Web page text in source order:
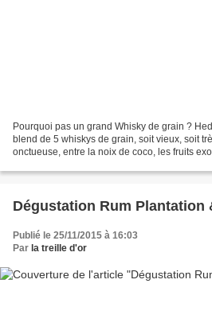
Pourquoi pas un grand Whisky de grain ?
blend de 5 whiskys de grain, soit vieux, soit
onctueuse, entre la noix de coco, les fruits
Dégustation Rum Plantation
Publié le 25/11/2015 à 16:03
Par la treille d'or